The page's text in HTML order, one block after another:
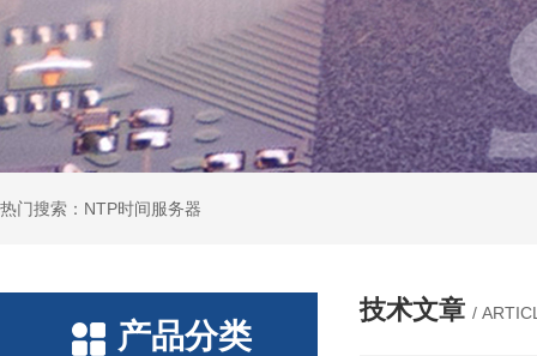
热门搜索：NTP时间服务器
产品分类
技术文章 /